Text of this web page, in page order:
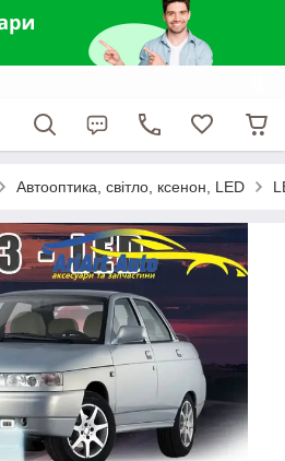
Автооптика, світло, ксенон, LED